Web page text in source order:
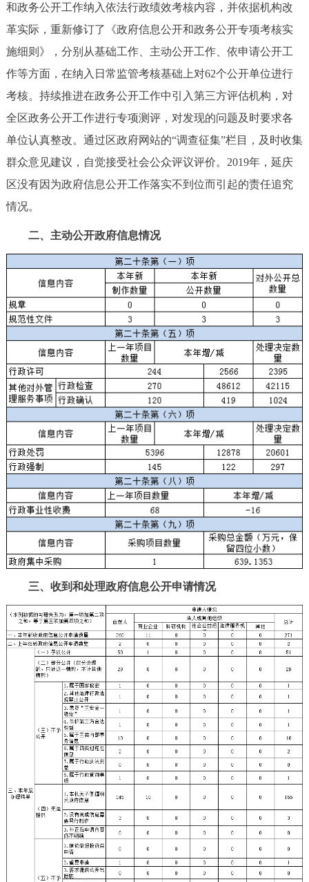
和政务公开工作纳入依法行政绩效考核内容，并依据机构改
革实际，重新修订了《政府信息公开和政务公开专项考核实
施细则》，分别从基础工作、主动公开工作、依申请公开工
作等方面，在纳入日常监管考核基础上对62个公开单位进行
考核。持续推进在政务公开工作中引入第三方评估机构，对
全区政务公开工作进行专项测评，对发现的问题及时要求各
单位认真整改。通过区政府网站的“调查征集”栏目，及时收集
群众意见建议，自觉接受社会公众评议评价。2019年，延庆
区没有因为政府信息公开工作落实不到位而引起的责任追究
情况。
二、主动公开政府信息情况
三、收到和处理政府信息公开申请情况